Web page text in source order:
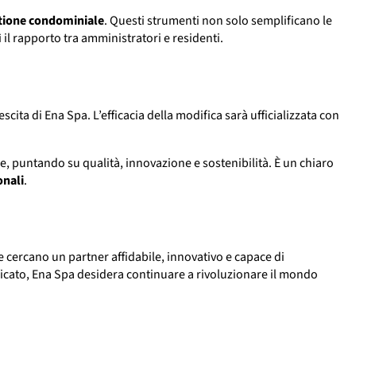
condominiale. Questi strumenti non solo semplificano le
rapporto tra amministratori e residenti.
di Ena Spa. L’efficacia della modifica sarà ufficializzata con
su qualità, innovazione e sostenibilità. È un chiaro
.
un partner affidabile, innovativo e capace di
Ena Spa desidera continuare a rivoluzionare il mondo